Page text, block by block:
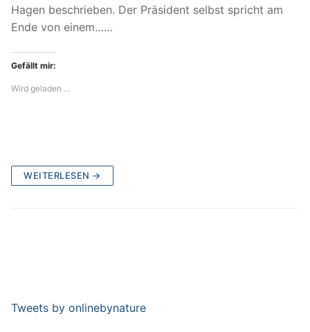
Hagen beschrieben. Der Präsident selbst spricht am
Ende von einem……
Gefällt mir:
Wird geladen …
WEITERLESEN →
Tweets by onlinebynature